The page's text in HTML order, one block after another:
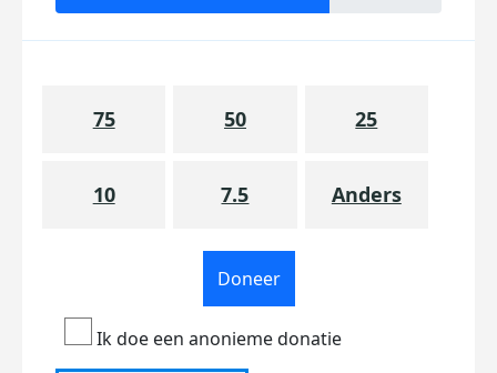
75 50 25
10 7.5 Anders
Doneer
Ik doe een anonieme donatie